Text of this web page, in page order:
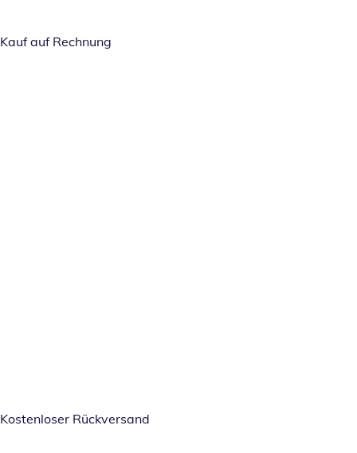
Kauf auf Rechnung
Kostenloser Rückversand